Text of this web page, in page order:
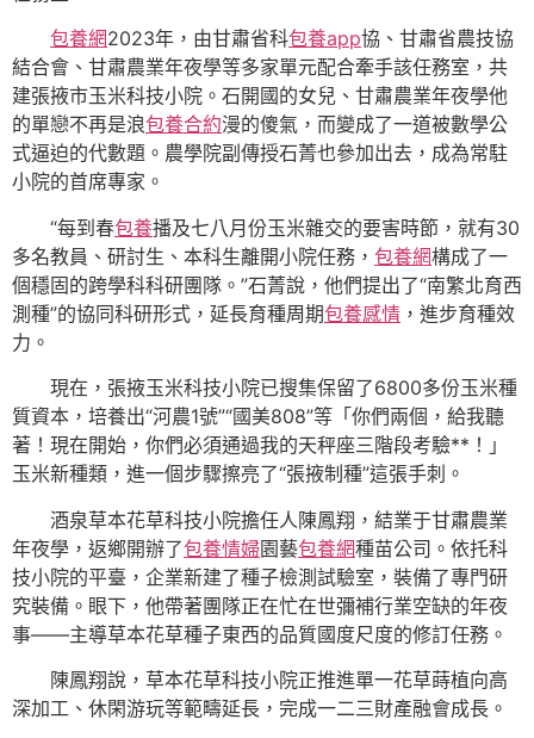
包養網2023年，由甘肅省科包養app協、甘肅省農技協
結合會、甘肅農業年夜學等多家單元配合牽手該任務室，共
建張掖市玉米科技小院。石開國的女兒、甘肅農業年夜學他
的單戀不再是浪包養合約漫的傻氣，而變成了一道被數學公
式逼迫的代數題。農學院副傳授石菁也參加出去，成為常駐
小院的首席專家。
“每到春包養播及七八月份玉米雜交的要害時節，就有30
多名教員、研討生、本科生離開小院任務， 包養網構成了一
個穩固的跨學科科研團隊。”石菁說，他們提出了“南繁北育西
測種”的協同科研形式，延長育種周期包養感情 ，進步育種效
力。
現在，張掖玉米科技小院已搜集保留了6800多份玉米種
質資本，培養出“河農1號”“國美808”等「你們兩個，給我聽
著！現在開始，你們必須通過我的天秤座三階段考驗**！」
玉米新種類，進一個步驟擦亮了“張掖制種”這張手刺。
酒泉草本花草科技小院擔任人陳鳳翔，結業于甘肅農業
年夜學，返鄉開辦了包養情婦園藝包養網種苗公司。依托科
技小院的平臺，企業新建了種子檢測試驗室，裝備了專門研
究裝備。眼下，他帶著團隊正在忙在世彌補行業空缺的年夜
事——主導草本花草種子東西的品質國度尺度的修訂任務。
陳鳳翔說，草本花草科技小院正推進單一花草蒔植向高
深加工、休閑游玩等範疇延長，完成一二三財產融會成長。